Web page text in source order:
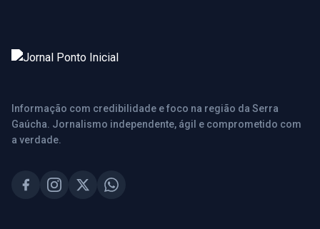
Informação com credibilidade e foco na região da Serra
Gaúcha. Jornalismo independente, ágil e comprometido com
a verdade.